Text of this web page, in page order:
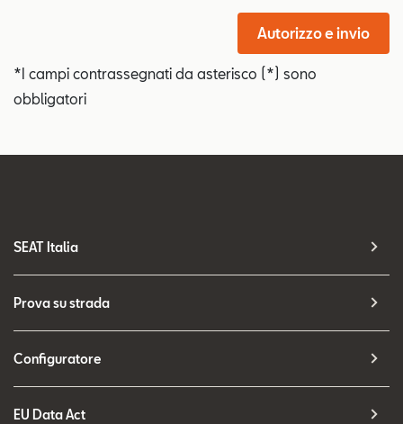
Autorizzo e invio
*I campi contrassegnati da asterisco (*) sono
obbligatori
SEAT Italia
Prova su strada
Configuratore
EU Data Act